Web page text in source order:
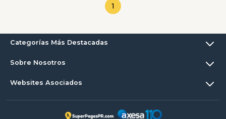
1
Categorías Más Destacadas
Sobre Nosotros
Websites Asociados